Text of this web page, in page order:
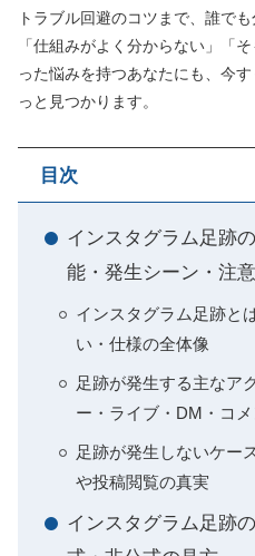
トラブル回避のコツまで、誰で
「仕組みがよく分からない」「
った悩みを持つあなたにも、今
っと見つかります。
目次
インスタグラム足跡
能・発生シーン・注
インスタグラム足跡と
い・仕様の全体像
足跡が発生する主なア
ー・ライブ・DM・コ
足跡が発生しないケー
や投稿閲覧の真実
インスタグラム足跡